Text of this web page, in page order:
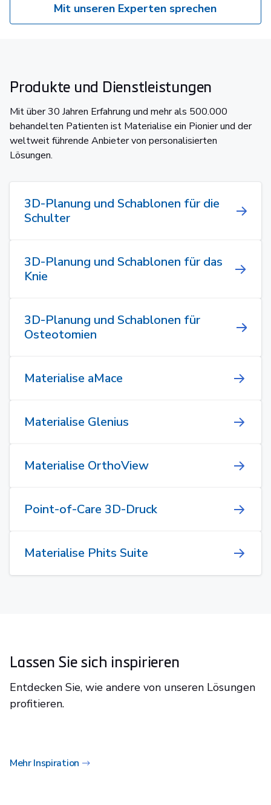
Mit unseren Experten sprechen
Produkte und Dienstleistungen
Mit über 30 Jahren Erfahrung und mehr als 500.000
behandelten Patienten ist Materialise ein Pionier und der
weltweit führende Anbieter von personalisierten
Lösungen.
3D-Planung und Schablonen für die
Schulter
3D-Planung und Schablonen für das
Knie
3D-Planung und Schablonen für
Osteotomien
Materialise aMace
Materialise Glenius
Materialise OrthoView
Point-of-Care 3D-Druck
Materialise Phits Suite
Lassen Sie sich inspirieren
Entdecken Sie, wie andere von unseren Lösungen
profitieren.
Mehr Inspiration